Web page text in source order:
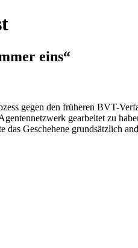
eins“
gegen den früheren BVT-
gearbeitet zu
Geschehene grundsätzlich